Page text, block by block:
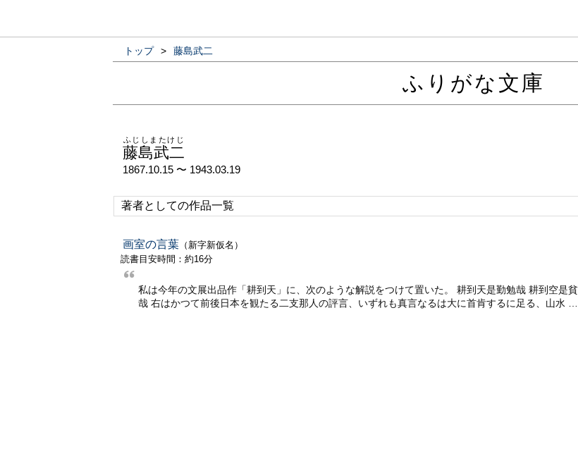
トップ > 藤島武二
ふりがな文庫
藤島武二
ふじしまたけじ
1867.10.15 〜 1943.03.19
著者としての作品一覧
画室の言葉 （新字新仮名）
読書目安時間：約16分
私は今年の文展出品作「耕到天」に、次のような解説をつけて置いた。 耕到天是勤勉哉 耕到空是貧
哉 右はかつて前後日本を観たる二支那人の評言、いずれも真言なるは大に首肯するに足る、山水 …